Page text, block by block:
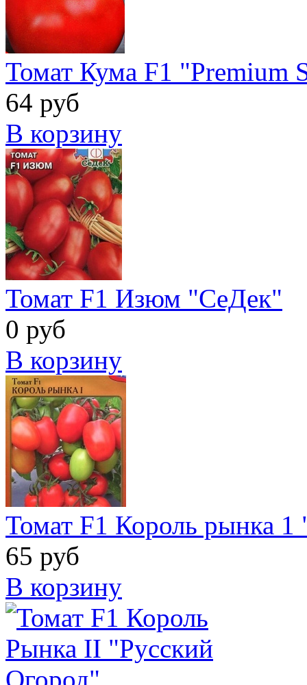
Томат Кума F1 "Premium
64 руб
В корзину
Томат F1 Изюм "СеДек"
0 руб
В корзину
Томат F1 Король рынка
65 руб
В корзину